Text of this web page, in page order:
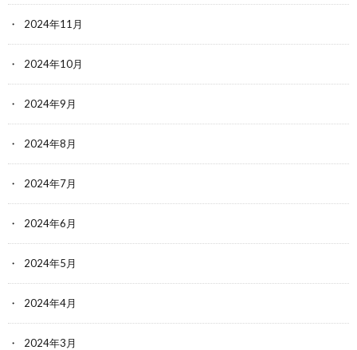
2024年11月
2024年10月
2024年9月
2024年8月
2024年7月
2024年6月
2024年5月
2024年4月
2024年3月